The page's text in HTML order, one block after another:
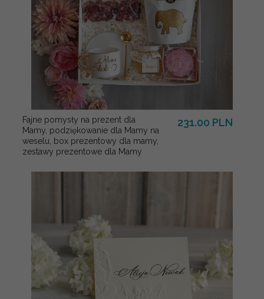
Fajne pomysły na prezent dla
Mamy, podziękowanie dla Mamy na
weselu, box prezentowy dla mamy,
zestawy prezentowe dla Mamy
231.00 PLN